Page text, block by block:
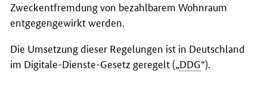
Zweckentfremdung von bezahlbarem Wohnraum
entgegengewirkt werden.
Die Umsetzung dieser Regelungen ist in Deutschland
im Digitale-Dienste-Gesetz geregelt („DDG“).